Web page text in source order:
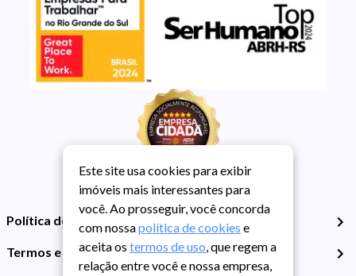
Política de Privacidade
Termos e Condições de Uso
Este site usa cookies para exibir
imóveis mais interessantes para
você. Ao prosseguir, você concorda
com nossapolítica de cookies e
aceita os termos de uso, que regem a
relação entre você e nossa empresa,